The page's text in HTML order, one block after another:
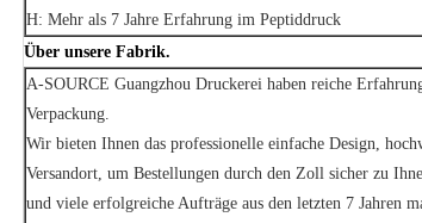
H: Mehr als 7 Jahre Erfahrung im Peptiddruck
Über unsere Fabrik.
A-SOURCE Guangzhou Druckerei haben reiche
Verpackung.
Wir bieten Ihnen das professionelle einfache Design,
Versandort, um Bestellungen durch den Zoll sicher zu
und viele erfolgreiche Aufträge aus den letzten 7 Jahren